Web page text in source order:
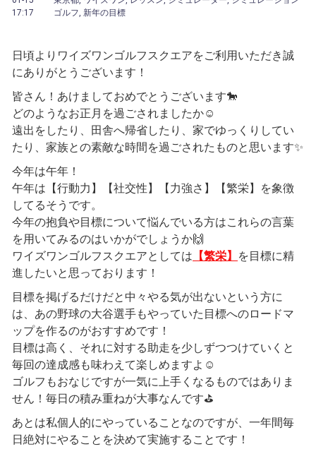
17:17
ゴルフ 新年の目標
日頃よりワイズワンゴルフスクエアをご利用いただき誠
にありがとうございます！
皆さん！あけましておめでとうございます🐎
どのようなお正月を過ごされましたか☺
遠出をしたり、田舎へ帰省したり、家でゆっくりしてい
たり、家族との素敵な時間を過ごされたものと思います✨
今年は午年！
午年は【行動力】【社交性】【力強さ】【繁栄】を象徴
してるそうです。
今年の抱負や目標について悩んでいる方はこれらの言葉
を用いてみるのはいかがでしょうか🙌
ワイズワンゴルフスクエアとしては 【繁栄】
を目標に精
進したいと思っております！
目標を掲げるだけだと中々やる気が出ないという方に
は、あの野球の大谷選手もやっていた目標へのロードマ
ップを作るのがおすすめです！
目標は高く、それに対する助走を少しずつつけていくと
毎回の達成感も味わえて楽しめますよ☺
ゴルフもおなじですが一気に上手くなるものではありま
せん！毎日の積み重ねが大事なんです⛳
あとは私個人的にやっていることなのですが、一年間毎
日絶対にやることを決めて実施することです！